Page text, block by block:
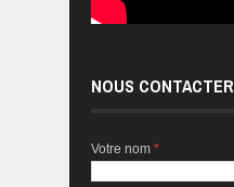
NOUS CONTACTER
Votre nom *